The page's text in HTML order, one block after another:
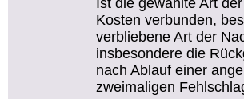
Ist die gewählte Art
Kosten verbunden,
verbliebene Art der
insbesondere die
nach Ablauf einer
zweimaligen